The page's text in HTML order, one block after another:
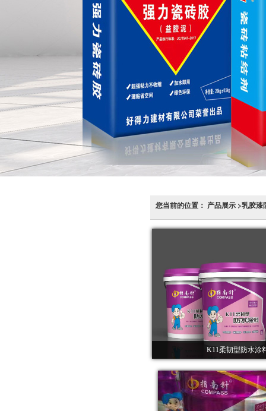
您当前的位置： 产品展示 >乳胶漆
K11柔韧型防水涂